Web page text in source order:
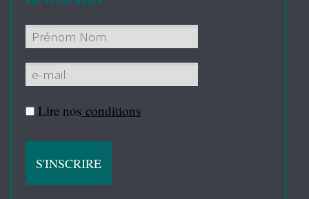
Lire nos conditions